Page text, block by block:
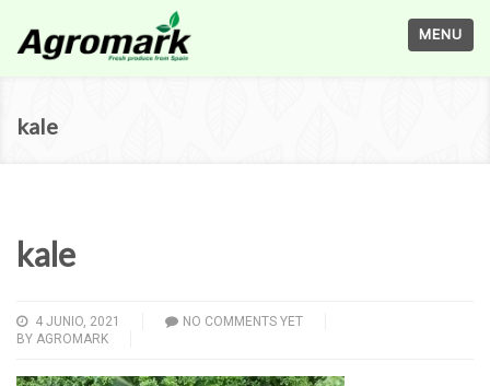
MENU
kale
kale
4 JUNIO, 2021
NO COMMENTS YET
BY AGROMARK